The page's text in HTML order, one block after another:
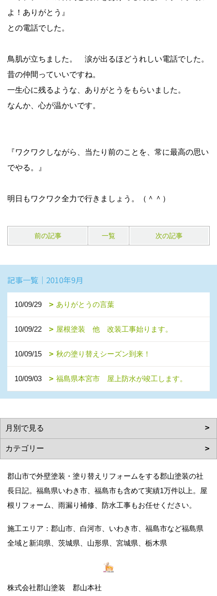
よ！ありがとう』
との電話でした。
鳥肌が立ちました。 涙が出るほどうれしい電話でした。
昔の仲間っていいですね。
一生心に残るような、ありがとうをもらいました。
なんか、心が温かいです。
『ワクワクしながら、当たり前のことを、常に最高の思い
でやる。』
明日もワクワク全力で行きましょう。（＾＾）
前の記事 一覧 次の記事
記事一覧｜2010年9月
10/09/29 ありがとうの言葉
10/09/22 屋根塗装 他 改装工事始ります。
10/09/15 秋の塗り替えシーズン到来！
10/09/03 福島県本宮市 屋上防水が竣工します。
郡山市で外壁塗装・塗り替えリフォームをする郡山塗装の社
長日記。福島県いわき市、福島市も含めて実績1万件以上。屋
根リフォーム、雨漏り補修、防水工事もお任せください。
施工エリア：郡山市、白河市、いわき市、福島市など福島県
全域と新潟県、茨城県、山形県、宮城県、栃木県
株式会社郡山塗装 郡山本社